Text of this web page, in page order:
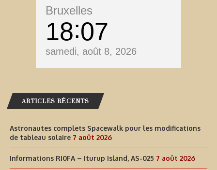
Bruxelles
18 07
samedi, août 8, 2026
ARTICLES RÉCENTS
Astronautes complets Spacewalk pour les modifications
de tableau solaire 7 août 2026
Informations RI0FA – Iturup Island, AS-025 7 août 2026